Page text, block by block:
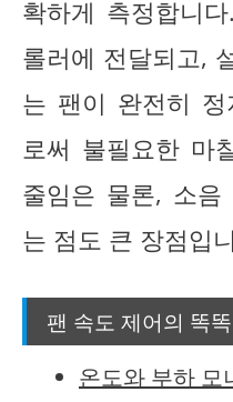
확하게 측정합니
롤러에 전달되고,
는 팬이 완전히
로써 불필요한 마
줄임은 물론, 소음
는 점도 큰 장점입
팬 속도 제어의 똑
온도와 부하 모